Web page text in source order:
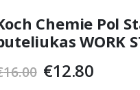
Chemie Pol
WORK
16.00 Original
€12.80